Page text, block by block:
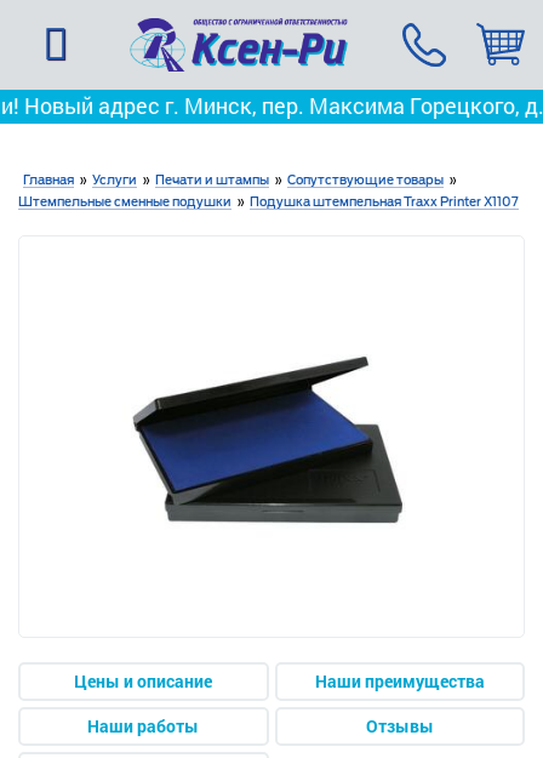
г. Минск, пер. Максима Горецкого, д. 3Мы
Главная » Услуги » Печати и штампы » Сопутствующие товары »
Штемпельные сменные подушки » Подушка штемпельная Traxx Printer X1107
Цены и описание
Наши преимущества
Наши работы
Отзывы